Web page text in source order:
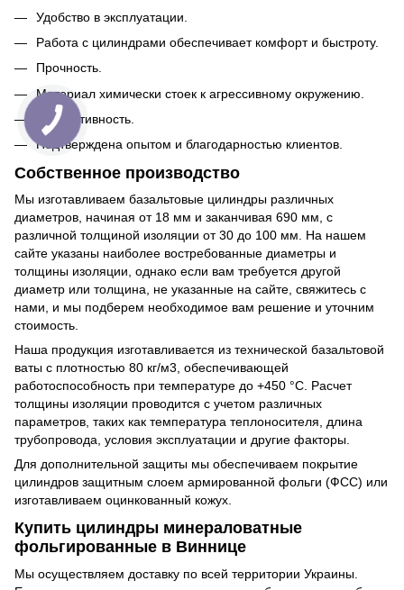
Удобство в эксплуатации.
Работа с цилиндрами обеспечивает комфорт и быстроту.
Прочность.
Материал химически стоек к агрессивному окружению.
Эффективность.
Подтверждена опытом и благодарностью клиентов.
Собственное производство
Мы изготавливаем базальтовые цилиндры различных
диаметров, начиная от 18 мм и заканчивая 690 мм, с
различной толщиной изоляции от 30 до 100 мм. На нашем
сайте указаны наиболее востребованные диаметры и
толщины изоляции, однако если вам требуется другой
диаметр или толщина, не указанные на сайте, свяжитесь с
нами, и мы подберем необходимое вам решение и уточним
стоимость.
Наша продукция изготавливается из технической базальтовой
ваты с плотностью 80 кг/м3, обеспечивающей
работоспособность при температуре до +450 °C. Расчет
толщины изоляции проводится с учетом различных
параметров, таких как температура теплоносителя, длина
трубопровода, условия эксплуатации и другие факторы.
Для дополнительной защиты мы обеспечиваем покрытие
цилиндров защитным слоем армированной фольги (ФСС) или
изготавливаем оцинкованный кожух.
Купить цилиндры минераловатные
фольгированные в Виннице
Мы осуществляем доставку по всей территории Украины.